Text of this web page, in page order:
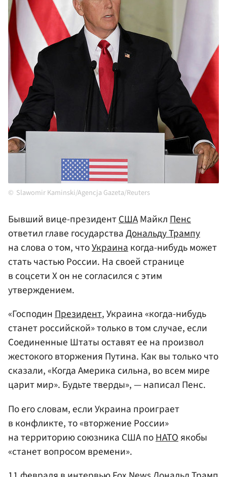
Slawomir Kaminski/Agencja Gazeta/Reuters
Бывший вице-президентСШАМайклПенс
ответил главе государстваДональду Трампу
на слова о том, чтоУкраинакогда-нибудь может
стать частью России. На своей странице
в соцсети Х он не согласился с этим
утверждением.
«ГосподинПрезидент, Украина «когда-нибудь
станет российской» только в том случае, если
Соединенные Штаты оставят ее на произвол
жестокого вторжения Путина. Как вы только что
сказали, «Когда Америка сильна, во всем мире
царит мир». Будьте тверды», — написал Пенс.
По его словам, если Украина проиграет
в конфликте, то «вторжение России»
на территорию союзника США поНАТО якобы
«станет вопросом времени».